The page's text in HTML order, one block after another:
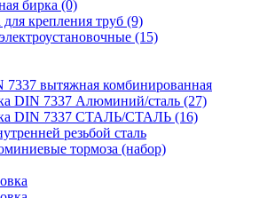
бирка (0)
крепления труб (9)
(15)
7337 вытяжная комбинированная
DIN 7337 Алюминий/сталь (27)
DIN 7337 СТАЛЬ/СТАЛЬ (16)
резьбой сталь
тормоза (набор)